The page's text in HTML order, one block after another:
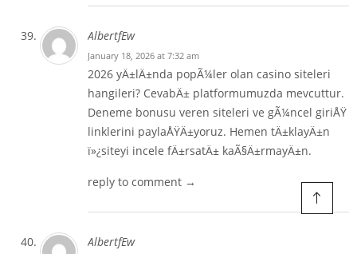
AlbertfEw
January 18, 2026 at 7:32 am
2026 yÄ±lÄ±nda popÃ¼ler olan casino siteleri
hangileri? CevabÄ± platformumuzda mevcuttur.
Deneme bonusu veren siteleri ve gÃ¼ncel giriÅŸ
linklerini paylaÅŸÄ±yoruz. Hemen tÄ±klayÄ±n
ï»¿siteyi incele fÄ±rsatÄ± kaÃ§Ä±rmayÄ±n.
reply to comment →
AlbertfEw